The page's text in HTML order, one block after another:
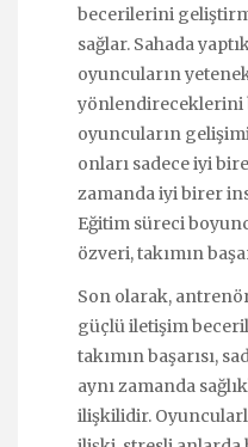
becerilerini
sağlar. Sahada
oyuncuların
yönlendireceklerini
oyuncuların
onları sadece iyi
zamanda iyi birer
Eğitim süreci
özveri, takımın
Son olarak,
güçlü iletişim
takımın başarısı,
aynı zamanda
ilişkilidir.